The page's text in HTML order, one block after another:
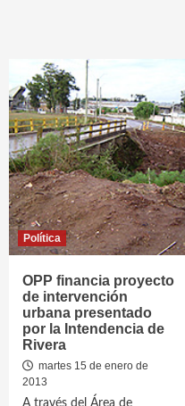
Política
OPP financia proyecto
de intervención
urbana presentado
por la Intendencia de
Rivera
martes 15 de enero de
2013
A través del Área de